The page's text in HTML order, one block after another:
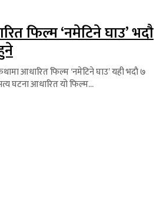
फिल्म ‘नमेटिने घाउ’ भदाै
आधारित फिल्म ‘नमेटिने घाउ’ यही भदाै ७
घटना आधारित यो फिल्म...